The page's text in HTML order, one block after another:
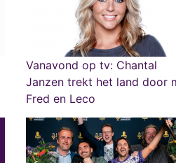
Vanavond op tv: Chantal
Janzen trekt het land door
Fred en Leco